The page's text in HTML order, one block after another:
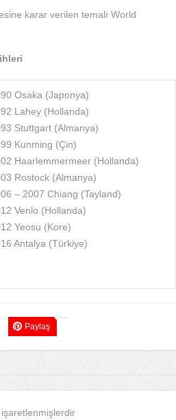
karar verilen temalı World
Osaka (Japonya)
Lahey (Hollanda)
Stuttgart (Almanya)
Kunming (Çin)
Haarlemmermeer (Hollanda)
Rostock (Almanya)
– 2007 Chiang (Tayland)
Venlo (Hollanda)
Yeosu (Kore)
Antalya (Türkiye)
Paylaş